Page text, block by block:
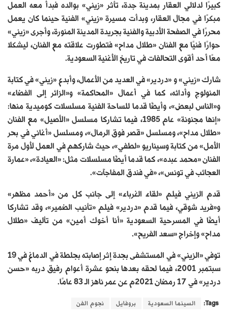
كبيرًا لدلالي العقار بمدينة جدة، تأثر «زيني» بوالده فبدأ معه العمل
مبكرًا في مجال العقار، وبدأت مسيرة «زيني» الفنية حينما كان يعمل
محررًا في الصفحة الأدبية والفنية بجريدة المدينة المنورة، وأجرى «زيني»
حوارًا فنيًا مع الفنان «طلال مداح» فتطورت علاقته مع الفنان، ليشكلا
معًا أحد أقوى التحالفات في تاريخ الأغنية السعودية.
شارك «زيني» و «دردير» في العديد من الأعمال، وأبدع «زيني» في كتابة
المنولوج وأدائه، كما في أعمال «المحاكمة» و«الزائر إلى الفضاء»
و«الناس لبعض»، وأيضًا قدما للساحة الفنية مسلسلات كوميدية منها:
«إنها مجنونة» عام 1985، فيما تشاركا مسلسل «الأصيل» مع الفنان
«طلال مداح»، ومسلسل «قصر فوق الرمال»، ومسلسل «أغاني في بحر
الأمل» من كتابة وسيناريو «لطفي»، حيث شاركهم في العمل لأول مرة
الفنان «محمد عبده»، كما قدما أيضًا مسلسلات مثل: «العيادة»، «عمارة
العجائب في تونس»، «في فندق المفاجآت».
قدم الزيني فيلم «لقاء الغرباء» إلى جانب كل من «أحمد مظهر»
و«فريد شوقي، فيما قدم «دردير» فيلم «تأنيب الضمير»، وقد تشاركا
أيضًا في المسرحية السعودية «أنا أخوك أمين» من تأليف «طلال
مداح» وإخراج «سعد الفريح».
توفي «الزيني» في المستشفى بجدة إثر إصابته بجلطة في الدماغ في 19
سبتمبر 2001، فيما لحقه بعدها بنحو عشرة أعوام رفيق دربه «حسن
دردير» في 17 رمضان 2021م عن عمر ناهز الـ 83 عامًا.
Tags: السينما السعودية بروفايل نجوم الفن